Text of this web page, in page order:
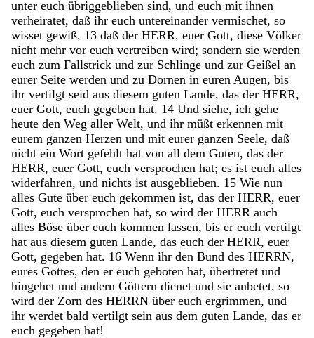
unter euch übriggeblieben sind, und euch mit ihnen
verheiratet, daß ihr euch untereinander vermischet, so
wisset gewiß, 13 daß der HERR, euer Gott, diese Völker
nicht mehr vor euch vertreiben wird; sondern sie werden
euch zum Fallstrick und zur Schlinge und zur Geißel an
eurer Seite werden und zu Dornen in euren Augen, bis
ihr vertilgt seid aus diesem guten Lande, das der HERR,
euer Gott, euch gegeben hat. 14 Und siehe, ich gehe
heute den Weg aller Welt, und ihr müßt erkennen mit
eurem ganzen Herzen und mit eurer ganzen Seele, daß
nicht ein Wort gefehlt hat von all dem Guten, das der
HERR, euer Gott, euch versprochen hat; es ist euch alles
widerfahren, und nichts ist ausgeblieben. 15 Wie nun
alles Gute über euch gekommen ist, das der HERR, euer
Gott, euch versprochen hat, so wird der HERR auch
alles Böse über euch kommen lassen, bis er euch vertilgt
hat aus diesem guten Lande, das euch der HERR, euer
Gott, gegeben hat. 16 Wenn ihr den Bund des HERRN,
eures Gottes, den er euch geboten hat, übertretet und
hingehet und andern Göttern dienet und sie anbetet, so
wird der Zorn des HERRN über euch ergrimmen, und
ihr werdet bald vertilgt sein aus dem guten Lande, das er
euch gegeben hat!